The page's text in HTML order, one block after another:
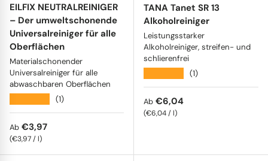
EILFIX NEUTRALREINIGER
– Der umweltschonende
Universalreiniger für alle
Oberflächen
Materialschonender
Universalreiniger für alle
abwaschbaren Oberflächen
(1)
Normaler Preis
Ab €3,97
Grundpreis
€3,97/l
TANA Tanet SR 13
Alkoholreiniger
Leistungsstarker
Alkoholreiniger, streifen- und
schlierenfrei
(1)
Normaler Preis
Ab €6,04
Grundpreis
€6,04/l